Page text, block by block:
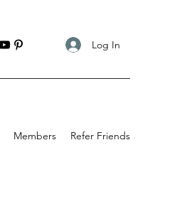
Log In
Members Refer Friends